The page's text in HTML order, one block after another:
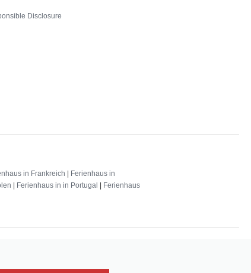
Disclosure
in Frankreich
Ferienhaus in
Ferienhaus in in Portugal
Ferienhaus